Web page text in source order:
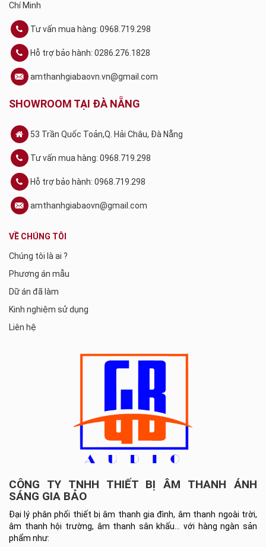
Chí Minh
Tư vấn mua hàng: 0968.719.298
Hỗ trợ bảo hành: 0286.276.1828
amthanhgiabaovn.vn@gmail.com
SHOWROOM TẠI ĐÀ NẴNG
53 Trần Quốc Toản,Q. Hải Châu, Đà Nẵng
Tư vấn mua hàng: 0968.719.298
Hỗ trợ bảo hành: 0968.719.298
amthanhgiabaovn@gmail.com
VỀ CHÚNG TÔI
Chúng tôi là ai ?
Phương án mẫu
Dữ án đã làm
Kinh nghiệm sử dụng
Liên hệ
CÔNG TY TNHH THIẾT BỊ ÂM THANH ÁNH
SÁNG GIA BẢO
Đại lý phân phối thiết bị âm thanh gia đình, âm thanh ngoài trời,
âm thanh hội trường, âm thanh sân khấu… với hàng ngàn sản
phẩm như: